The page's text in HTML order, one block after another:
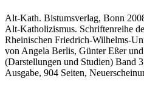
Alt-Kath. Bistumsverlag, Bonn
Alt-Katholizismus. Schriftenreihe
Rheinischen Friedrich-Wilhelms-
von Angela Berlis, Günter Eßer
(Darstellungen und Studien) Band
Ausgabe, 904 Seiten,